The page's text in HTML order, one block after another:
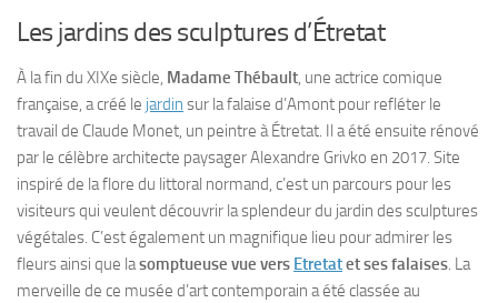
Les jardins des sculptures d’Étretat
À la fin du XIXe siècle, Madame Thébault, une actrice comique
française, a créé le jardin sur la falaise d’Amont pour refléter le
travail de Claude Monet, un peintre à Étretat. Il a été ensuite rénové
par le célèbre architecte paysager Alexandre Grivko en 2017. Site
inspiré de la flore du littoral normand, c’est un parcours pour les
visiteurs qui veulent découvrir la splendeur du jardin des sculptures
végétales. C’est également un magnifique lieu pour admirer les
fleurs ainsi que lasomptueuse vue vers Etretatet ses falaises. La
merveille de ce musée d’art contemporain a été classée au